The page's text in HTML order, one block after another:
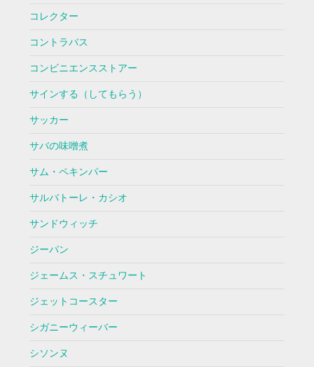
コレクター
コントラバス
コンビニエンスストアー
サインする（してもらう）
サッカー
サバの味噌煮
サム・ペキンパー
サルバトーレ・カシオ
サンドウィッチ
ジーパン
ジェームス・スチュワート
ジェットコースター
シガニーウィーバー
シソンヌ